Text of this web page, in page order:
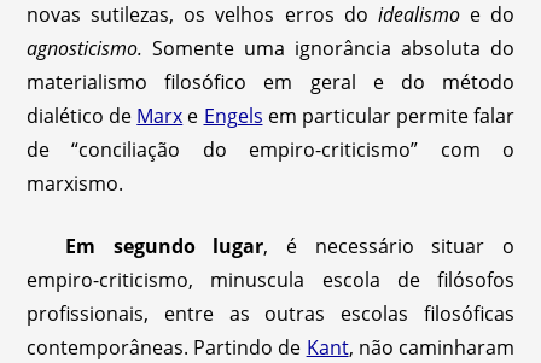
novas sutilezas, os velhos erros do idealismoe do
agnosticismo. Somente uma ignorância absoluta do
materialismo filosófico em geral e do método
dialético de Marx e Engels em particular permite falar
de “conciliação do empiro-criticismo” com o
marxismo.
Em segundo lugar, é necessário situar o
empiro-criticismo, minuscula escola de filósofos
profissionais, entre as outras escolas filosóficas
contemporâneas. Partindo de Kant, não caminharam